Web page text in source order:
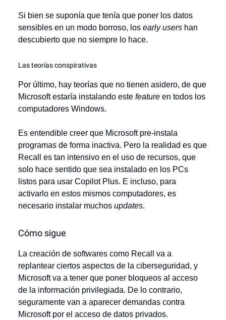
Si bien se suponía que tenía que poner los datos
sensibles en un modo borroso, los early users han
descubierto que no siempre lo hace.
Las teorías conspirativas
Por último, hay teorías que no tienen asidero, de que
Microsoft estaría instalando este feature en todos los
computadores Windows.
Es entendible creer que Microsoft pre-instala
programas de forma inactiva. Pero la realidad es que
Recall es tan intensivo en el uso de recursos, que
solo hace sentido que sea instalado en los PCs
listos para usar Copilot Plus. E incluso, para
activarlo en estos mismos computadores, es
necesario instalar muchos updates.
Cómo sigue
La creación de softwares como Recall va a
replantear ciertos aspectos de la ciberseguridad, y
Microsoft va a tener que poner bloqueos al acceso
de la información privilegiada. De lo contrario,
seguramente van a aparecer demandas contra
Microsoft por el acceso de datos privados.